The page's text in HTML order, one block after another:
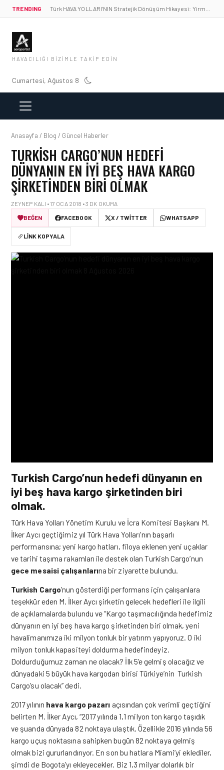
TRENDING
HAVACILIĞI BIZIMLE TAKIP EDIN
Cumartesi, Ağustos 8
Anasayfa / Blog / Güncel Haberler
TURKISH CARGO’NUN HEDEFI
DÜNYANIN EN IYI BEŞ HAVA KARGO
ŞIRKETINDEN BIRI OLMAK
ZEYNEP KALI • 17 OCA 2018 • 3 DK OKUMA
BEĞEN
FACEBOOK X / TWITTER WHATSAPP
LINK KOPYALA
Turkish Cargo’nun hedefi dünyanın en
iyi beş hava kargo şirketinden biri
olmak.
Türk Hava Yolları Yönetim Kurulu ve İcra Komitesi Başkanı M.
İlker Aycı geçtiğimiz yıl Türk Hava Yolları’nın başarlı
performansına; yeni kargo hatları, filoya eklenen yeni uçaklar
ve tarihi taşıma rakamları ile destek olan Turkish Cargo’nun
gece mesaisi çalışanlarına bir ziyarette bulundu.
Turkish Cargo’nun gösterdiği performans için çalışanlara
teşekkür eden M. İlker Aycı şirketin gelecek hedefleri ile ilgili
de açıklamalarda bulundu ve “Kargo taşımacılığında hedefimiz
dünyanın en iyi beş hava kargo şirketinden biri olmak, yeni
havalimanımıza iki milyon tonluk bir yatırım yapıyoruz. O iki
milyon tonluk kapasiteyi doldurma hedefindeyiz.
Doldurduğumuz zaman ne olacak? İlk 5’e gelmiş olacağız ve
dünyadaki 5 büyük hava kargodan birisi Türkiye’nin Turkish
Cargo’su olacak” dedi.
2017 yılının hava kargo pazarı açısından çok verimli geçtiğini
belirten M. İlker Aycı, “2017 yılında 1,1 milyon ton kargo taşıdık
ve şuanda dünyada 82 noktaya ulaştık. Özellikle 2016 yılında 56
kargo uçuş noktasına sahipken bugün 82 noktaya gelmiş
olmak bizi gururlandırıyor. En son bu hatlara Miami’yi eklediler,
şimdi de Bogota’yı ekleyecekler. Biz 1,3 milyar dolarlık bir